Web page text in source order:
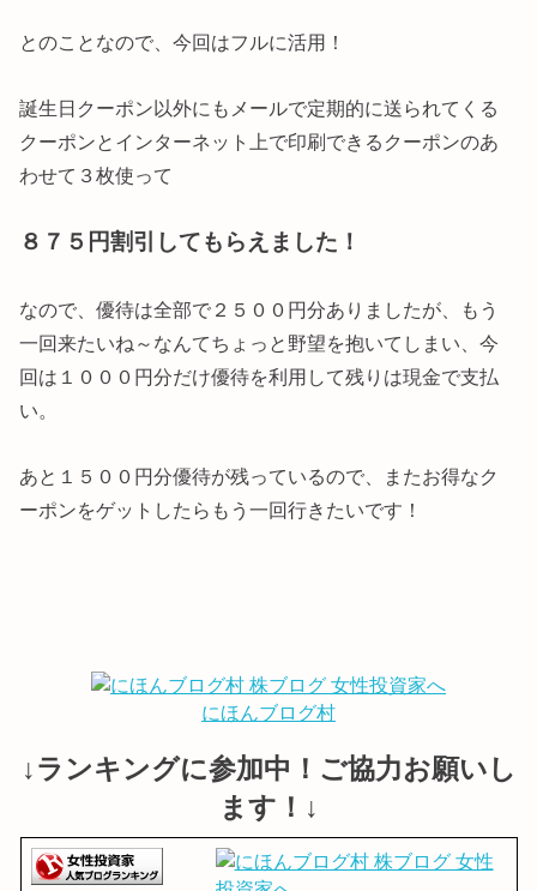
とのことなので、今回はフルに活用！
誕生日クーポン以外にもメールで定期的に送られてくる
クーポンとインターネット上で印刷できるクーポンのあ
わせて３枚使って
８７５円割引してもらえました！
なので、優待は全部で２５００円分ありましたが、もう
一回来たいね～なんてちょっと野望を抱いてしまい、今
回は１０００円分だけ優待を利用して残りは現金で支払
い。
あと１５００円分優待が残っているので、またお得なク
ーポンをゲットしたらもう一回行きたいです！
にほんブログ村
↓ランキングに参加中！ご協力お願いし
ます！↓